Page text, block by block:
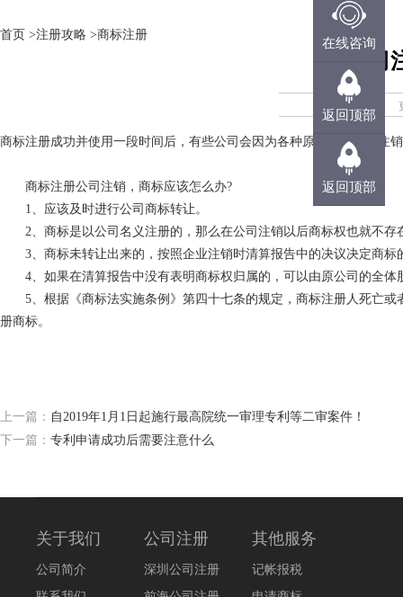
首页 >注册攻略 >商标注册
公
商标注册成功并使用一段时间后，有些公司会因为各种原因面临公司注
商标注册公司注销，商标应该怎么办?
1、应该及时进行公司商标转让。
2、商标是以公司名义注册的，那么在公司注销以后商标权也就不存
3、商标未转让出来的，按照企业注销时清算报告中的决议决定商标
4、如果在清算报告中没有表明商标权归属的，可以由原公司的全体
5、根据《商标法实施条例》第四十七条的规定，商标注册人死亡或
册商标。
上一篇： 自2019年1月1日起施行最高院统一审理专利等二审案件！
下一篇： 专利申请成功后需要注意什么
关于我们
公司简介
公司注册
深圳公司注册
其他服务
记帐报税
投诉热线
在线咨询
返回顶部
在线咨询
返回顶部